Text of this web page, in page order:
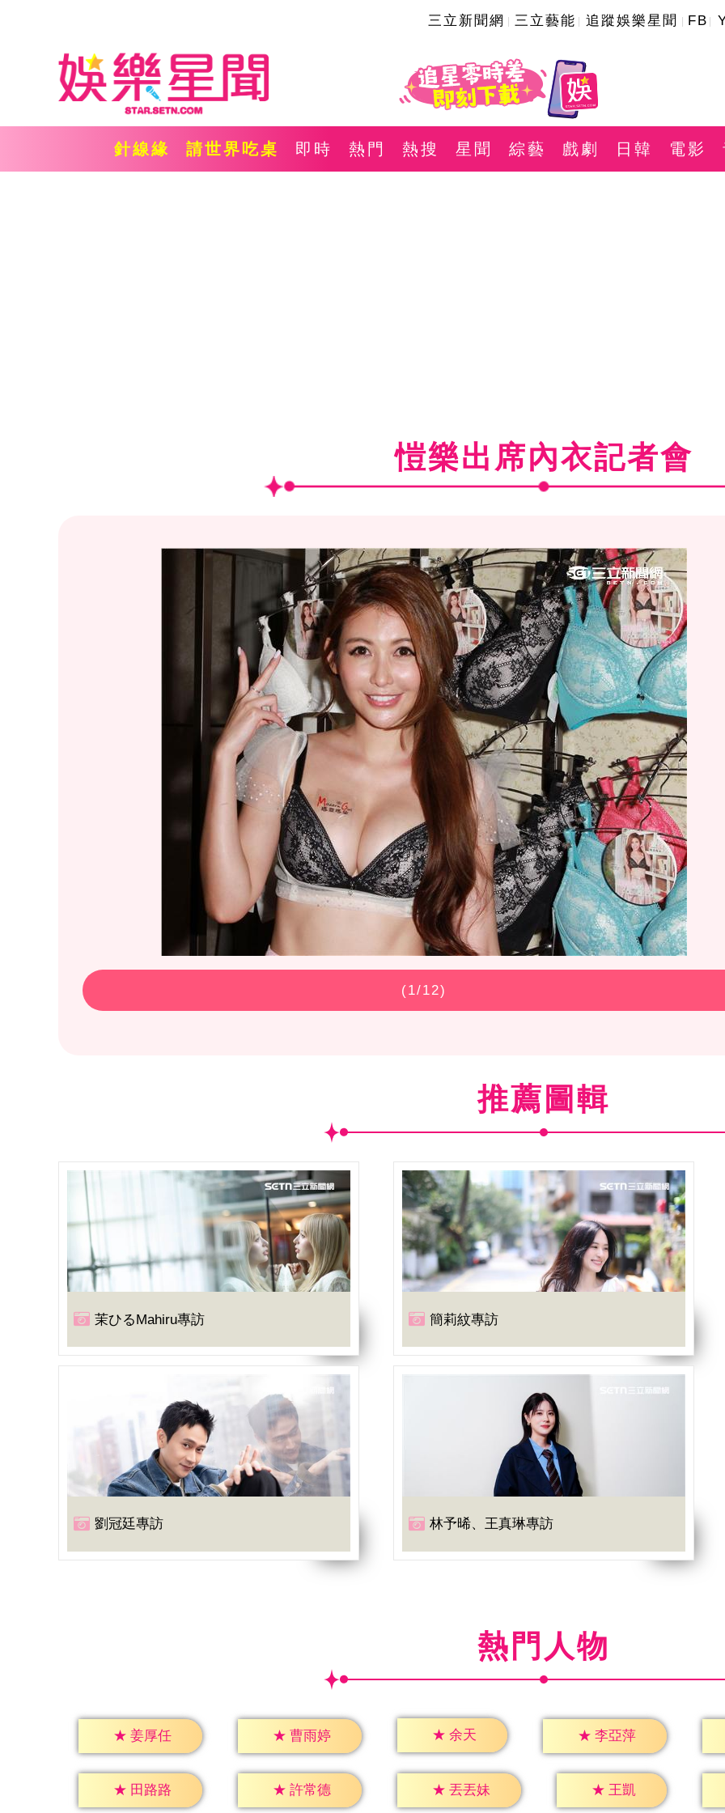
三立新聞網 三立藝能 追蹤娛樂星聞 FB
針線緣 請世界吃桌 即時 熱門 熱搜 星聞 綜藝 戲劇 日韓 電影
愷樂出席內衣記者會
(1/12)
推薦圖輯
茉ひるMahiru專訪 簡莉紋專訪
劉冠廷專訪 林予晞、王真琳專訪
熱門人物
★ 姜厚任 ★ 曹雨婷 ★ 余天 ★ 李亞萍
★ 田路路 ★ 許常德 ★ 丟丟妹 ★ 王凱